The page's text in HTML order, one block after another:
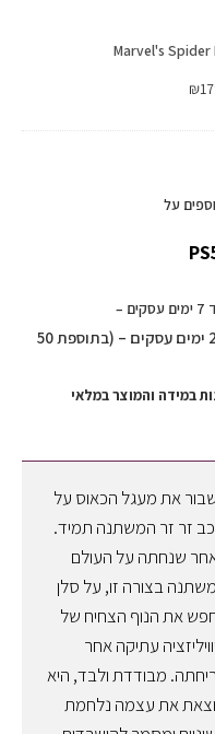
Marvel's Spider
₪
על
–
משלוח באמצעות שליח עד הבית – עד 2 ימים עסקים – (בתוספת 50
במידה והמוצר במלאי
את מעגל הכאוס על
זר זר המשתנה תמיד.
שנחתה על העולם
בצורה זו, על סלן
את הנוף הצחיח של
עתיקה אחר
מבודדת ולבד, היא
את עצמה נלחמת